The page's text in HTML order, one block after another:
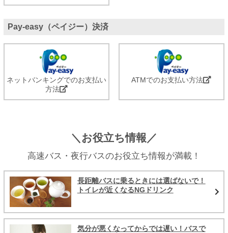
Pay-easy（ペイジー）決済
ネットバンキングでのお支払い
方法
ATMでのお支払い方法
＼お役立ち情報／
高速バス・夜行バスのお役立ち情報が満載！
長距離バスに乗るときには選ばないで！
トイレが近くなるNGドリンク
気分が悪くなってからでは遅い！バスで